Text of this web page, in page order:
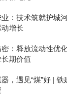
：技术筑就护城
增长
：释放流动性优
期价值
，遇见“煤”好 |